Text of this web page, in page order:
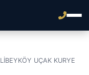
UÇAK KURYE